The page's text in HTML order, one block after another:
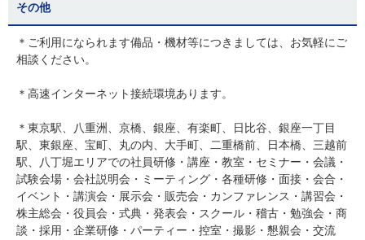
その他
＊ご利用になられます備品・機材等につきましては、お気軽にご
相談ください。
＊高速インターネット接続環境あります。
＊東京駅、八重洲、京橋、銀座、有楽町、日比谷、銀座一丁目
駅、東銀座、宝町、丸の内、大手町、二重橋前、日本橋、三越前
駅、八丁堀エリアでの社員研修・講座・教室・セミナー・会議・
試験会場・会社説明会・ミーティング・各種研修・面接・会合・
イベント・講演会・展示会・販売会・カンファレンス・講習会・
株主総会・役員会・式典・発表会・スクール・稽古・勉強会・商
談・採用・企業研修・パーティー・控室・撮影・懇親会・交流